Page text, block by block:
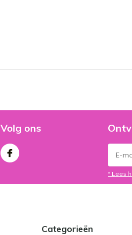
Volg ons
* Lees
Categorieën